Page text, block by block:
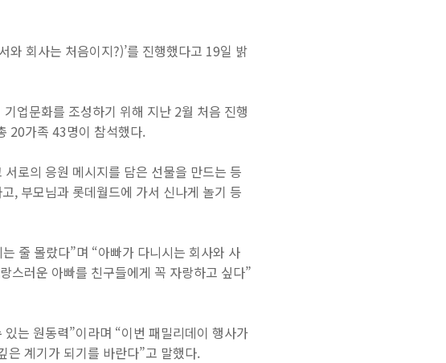
와 회사는 처음이지?)’를 진행했다고 19일 밝
업문화를 조성하기 위해 지난 2월 처음 진행
20가족 43명이 참석했다.
로의 응원 메시지를 담은 선물을 만드는 등
, 부모님과 롯데월드에 가서 신나게 놀기 등
줄 몰랐다”며 “아빠가 다니시는 회사와 사
스러운 아빠를 친구들에게 꼭 자랑하고 싶다”
는 원동력”이라며 “이번 패밀리데이 행사가
은 계기가 되기를 바란다”고 말했다.